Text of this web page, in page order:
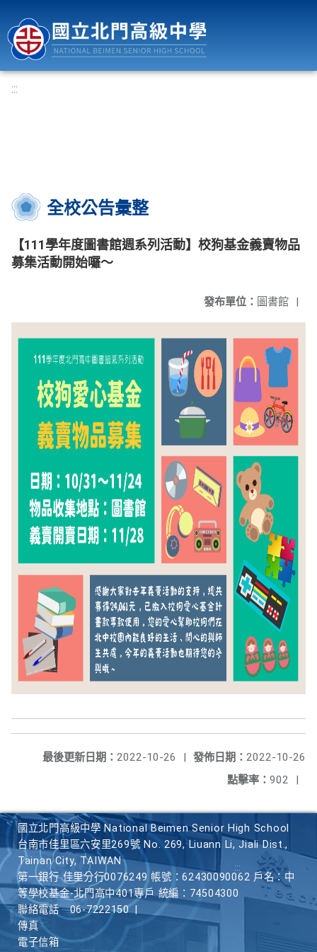
:::
全校公告彙整
【111學年度圖書館週系列活動】校狗基金義賣物品
募集活動開始囉～
發布單位： 圖書館 |
發佈日期： 2022-10-26
最後更新日期： 2022-10-26
|
點擊率： 902 |
國立北門高級中學 National Beimen Senior High School
台南市佳里區六安里269號 No. 269, Liuann Li, Jiali Dist.,
Tainan City, TAIWAN
第一銀行 佳里分行0076249 帳號：62430090062 戶名：中
等學校基金-北門高中401專戶 統編：74504300
聯絡電話
06-7222150
傳真
電子信箱